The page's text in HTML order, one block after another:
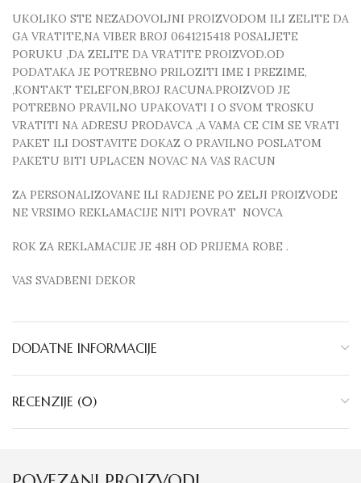
UKOLIKO STE NEZADOVOLJNI PROIZVODOM ILI ZELITE DA
GA VRATITE,NA VIBER BROJ 0641215418 POSALJETE
PORUKU ,DA ZELITE DA VRATITE PROIZVOD.OD
PODATAKA JE POTREBNO PRILOZITI IME I PREZIME,
,KONTAKT TELEFON,BROJ RACUNA.PROIZVOD JE
POTREBNO PRAVILNO UPAKOVATI I O SVOM TROSKU
VRATITI NA ADRESU PRODAVCA ,A VAMA CE CIM SE VRATI
PAKET ILI DOSTAVITE DOKAZ O PRAVILNO POSLATOM
PAKETU BITI UPLACEN NOVAC NA VAS RACUN
ZA PERSONALIZOVANE ILI RADJENE PO ZELJI PROIZVODE
NE VRSIMO REKLAMACIJE NITI POVRAT NOVCA
ROK ZA REKLAMACIJE JE 48H OD PRIJEMA ROBE .
VAS SVADBENI DEKOR
DODATNE INFORMACIJE
RECENZIJE (0)